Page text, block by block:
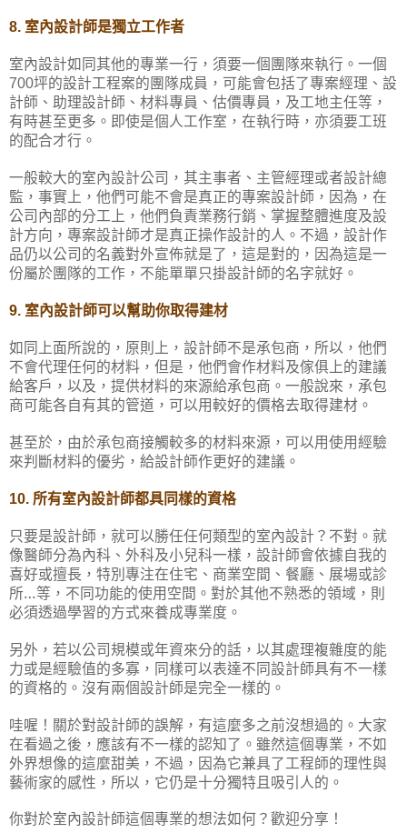
8. 室內設計師是獨立工作者
室內設計如同其他的專業一行，須要一個團隊來執行。一個
700坪的設計工程案的團隊成員，可能會包括了專案經理、設
計師、助理設計師、材料專員、估價專員，及工地主任等，
有時甚至更多。即使是個人工作室，在執行時，亦須要工班
的配合才行。
一般較大的室內設計公司，其主事者、主管經理或者設計總
監，事實上，他們可能不會是真正的專案設計師，因為，在
公司內部的分工上，他們負責業務行銷、掌握整體進度及設
計方向，專案設計師才是真正操作設計的人。不過，設計作
品仍以公司的名義對外宣佈就是了，這是對的，因為這是一
份屬於團隊的工作，不能單單只掛設計師的名字就好。
9. 室內設計師可以幫助你取得建材
如同上面所說的，原則上，設計師不是承包商，所以，他們
不會代理任何的材料，但是，他們會作材料及傢俱上的建議
給客戶，以及，提供材料的來源給承包商。一般說來，承包
商可能各自有其的管道，可以用較好的價格去取得建材。
甚至於，由於承包商接觸較多的材料來源，可以用使用經驗
來判斷材料的優劣，給設計師作更好的建議。
10. 所有室內設計師都具同樣的資格
只要是設計師，就可以勝任任何類型的室內設計？不對。就
像醫師分為內科、外科及小兒科一樣，設計師會依據自我的
喜好或擅長，特別專注在住宅、商業空間、餐廳、展場或診
所…等，不同功能的使用空間。對於其他不熟悉的領域，則
必須透過學習的方式來養成專業度。
另外，若以公司規模或年資來分的話，以其處理複雜度的能
力或是經驗值的多寡，同樣可以表達不同設計師具有不一樣
的資格的。沒有兩個設計師是完全一樣的。
哇喔！關於對設計師的誤解，有這麼多之前沒想過的。大家
在看過之後，應該有不一樣的認知了。雖然這個專業，不如
外界想像的這麼甜美，不過，因為它兼具了工程師的理性與
藝術家的感性，所以，它仍是十分獨特且吸引人的。
你對於室內設計師這個專業的想法如何？歡迎分享！